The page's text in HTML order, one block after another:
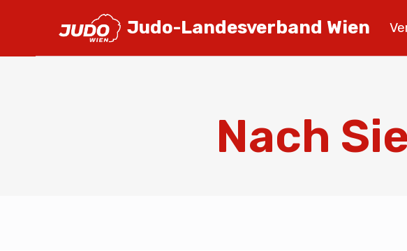
Judo-Landesverband Wien
Nach